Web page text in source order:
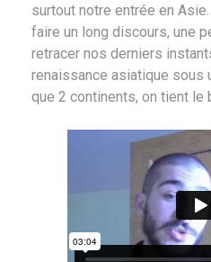
surtout notre entrée en
faire un long discours, une
retracer nos derniers
renaissance asiatique sous
que 2 continents, on tient le